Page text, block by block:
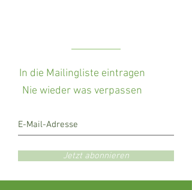
In die Mailingliste eintragen
Nie wieder was verpassen
Jetzt abonnieren